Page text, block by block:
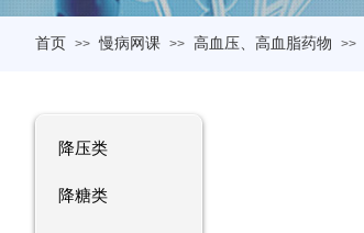
首页 >> 慢病网课 >> 高血压、高血脂药物 >>
降压类
降糖类